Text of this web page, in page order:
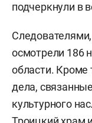
подчеркнули в
осмотрели 186
области. Кроме
дела,
культурного